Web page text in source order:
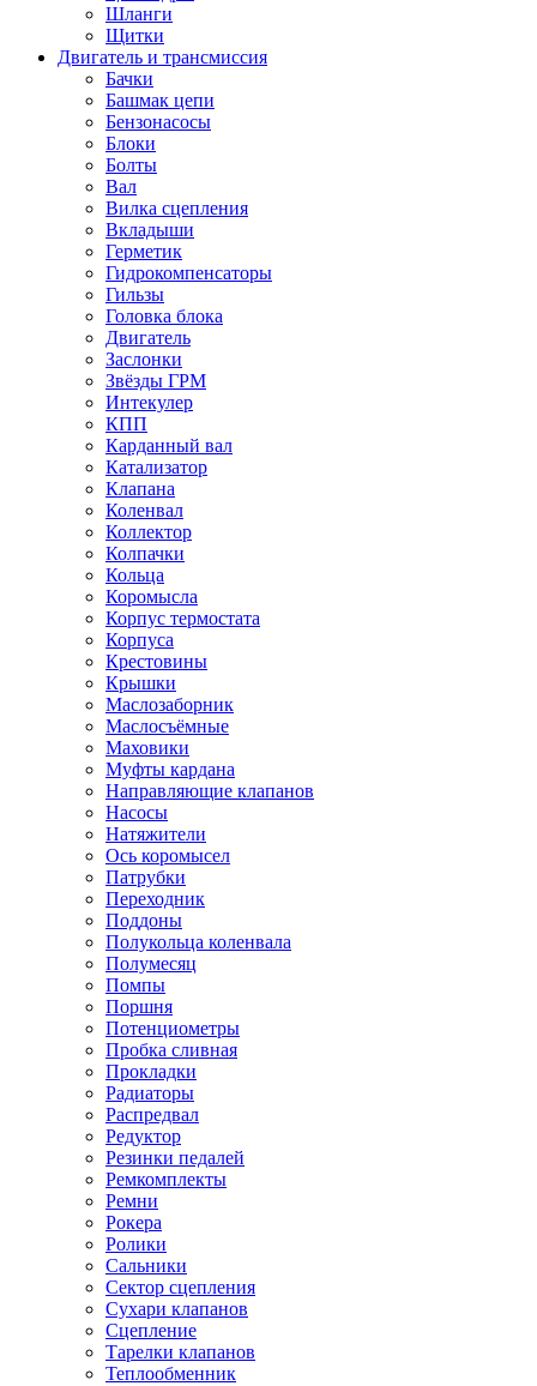
Шланги
Щитки
Двигатель и трансмиссия
Бачки
Башмак цепи
Бензонасосы
Блоки
Болты
Вал
Вилка сцепления
Вкладыши
Герметик
Гидрокомпенсаторы
Гильзы
Головка блока
Двигатель
Заслонки
Звёзды ГРМ
Интекулер
КПП
Карданный вал
Катализатор
Клапана
Коленвал
Коллектор
Колпачки
Кольца
Коромысла
Корпус термостата
Корпуса
Крестовины
Крышки
Маслозаборник
Маслосъёмные
Маховики
Муфты кардана
Направляющие клапанов
Насосы
Натяжители
Ось коромысел
Патрубки
Переходник
Поддоны
Полукольца коленвала
Полумесяц
Помпы
Поршня
Потенциометры
Пробка сливная
Прокладки
Радиаторы
Распредвал
Редуктор
Резинки педалей
Ремкомплекты
Ремни
Рокера
Ролики
Сальники
Сектор сцепления
Сухари клапанов
Сцепление
Тарелки клапанов
Теплообменник